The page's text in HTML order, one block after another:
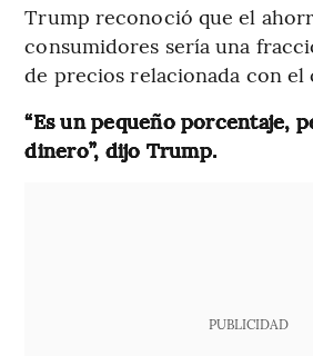
Trump reconoció que el
consumidores sería una
de precios relacionada con
“Es un pequeño porcentaje,
dinero”, dijo Trump.
PUBLICIDAD